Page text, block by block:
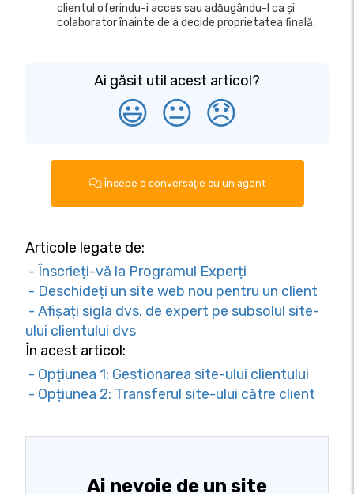
clientul oferindu-i acces sau adăugându-l ca și
colaborator înainte de a decide proprietatea finală.
Ai găsit util acest articol?
😃 😐 😞
Începe o conversaţie cu un agent
Articole legate de:
- Înscrieți-vă la Programul Experți
- Deschideți un site web nou pentru un client
- Afișați sigla dvs. de expert pe subsolul site-
ului clientului dvs
În acest articol:
- Opțiunea 1: Gestionarea site-ului clientului
- Opțiunea 2: Transferul site-ului către client
Ai nevoie de un site